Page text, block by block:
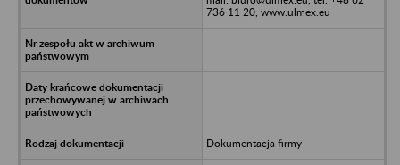
736 11 20, www.ulmex.eu
Dokumentacja firmy